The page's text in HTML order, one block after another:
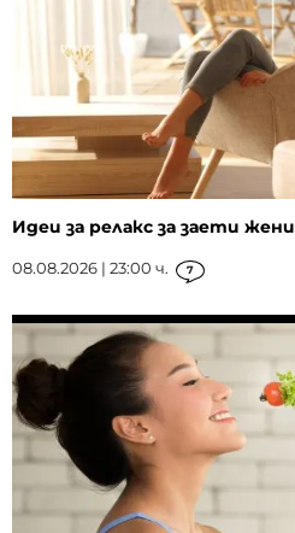
Идеи за релакс за заети жени
08.08.2026 | 23:00 ч. 7